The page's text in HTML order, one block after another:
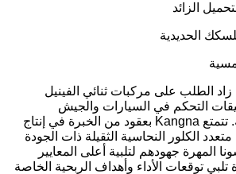
الزائد
الحديدية
الطلب على مركبات ثنائي الفينيل
التحكم في السيارات والجيش
والكمبيوتر والصناعية. تتمتع Kangna بعقود من الخبرة في إنتاج
الكلور النحاسية الثقيلة ذات الجودة
المهرة جهودهم لتلبية أعلى المعايير
توقعات الأداء وأهداف الربحية الخاصة